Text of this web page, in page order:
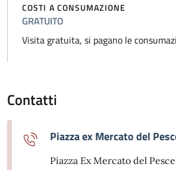
COSTI A CONSUMAZIONE
GRATUITO
Visita gratuita, si pagano le
Contatti
Piazza ex Mercato del
Piazza Ex Mercato del Pesce